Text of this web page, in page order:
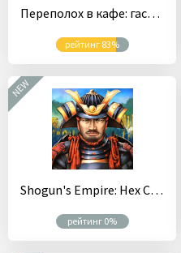
Переполох в кафе: гастрономический ресторан
рейтинг 83%
Shogun's Empire: Hex Commander
рейтинг 0%
NEW